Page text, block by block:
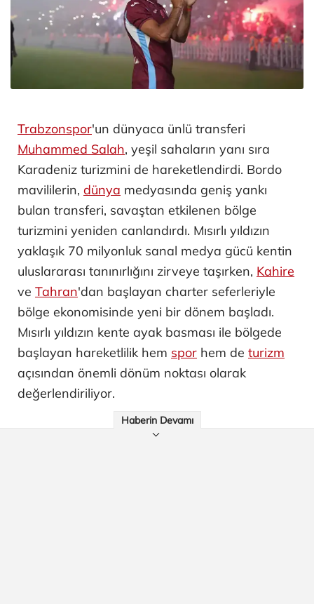
Trabzonspor'un dünyaca ünlü transferi
Muhammed Salah, yeşil sahaların yanı sıra
Karadeniz turizmini de hareketlendirdi. Bordo
mavililerin, dünya medyasında geniş yankı
bulan transferi, savaştan etkilenen bölge
turizmini yeniden canlandırdı. Mısırlı yıldızın
yaklaşık 70 milyonluk sanal medya gücü kentin
uluslararası tanınırlığını zirveye taşırken, Kahire
ve Tahran'dan başlayan charter seferleriyle
bölge ekonomisinde yeni bir dönem başladı.
Mısırlı yıldızın kente ayak basması ile bölgede
başlayan hareketlilik hem spor hem de turizm
açısından önemli dönüm noktası olarak
değerlendiriliyor.
Haberin Devamı